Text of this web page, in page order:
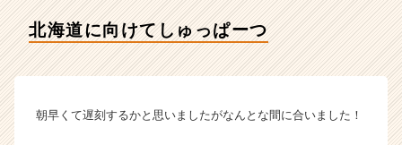
ン
成
北海道に向けてしゅっぱーつ
朝早くて遅刻するかと思いましたがなんとな間に合いました！